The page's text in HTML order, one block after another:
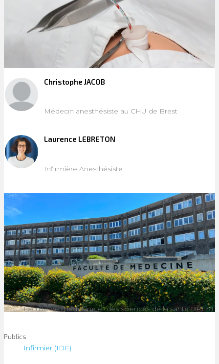
Christophe JACOB
Médecin anesthésiste au CHU de Brest
Laurence LEBRETON
Infirmière Anesthésiste
Faculté de médecine et des sciences de la santé BREST
Publics
Infirmier (IDE)